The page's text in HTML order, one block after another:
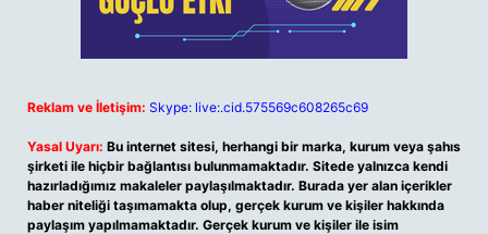
Reklam ve İletişim: Skype: live:.cid.575569c608265c69
Yasal Uyarı: Bu internet sitesi, herhangi bir marka, kurum veya şahıs
şirketi ile hiçbir bağlantısı bulunmamaktadır. Sitede yalnızca kendi
hazırladığımız makaleler paylaşılmaktadır. Burada yer alan içerikler
haber niteliği taşımamakta olup, gerçek kurum ve kişiler hakkında
paylaşım yapılmamaktadır. Gerçek kurum ve kişiler ile isim